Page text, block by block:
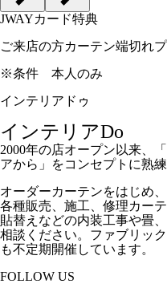
JWAYカード特典
ご来店の方カーテン端切れ
※条件 本人のみ
インテリアドゥ
インテリアDo
2000年の店オープン以来、
アから」をコンセプトに熟
オーダーカーテンをはじめ
各種販売、施工、修理カー
貼替えなどの内装工事や畳
相談ください。ファブリッ
も不定期開催しています。
FOLLOW US